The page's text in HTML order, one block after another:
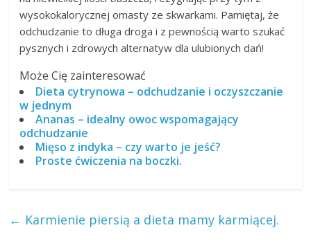
wysokokalorycznej omasty ze skwarkami. Pamiętaj, że
odchudzanie to długa droga i z pewnością warto szukać
pysznych i zdrowych alternatyw dla ulubionych dań!
Może Cię zainteresować
Dieta cytrynowa – odchudzanie i oczyszczanie
w jednym
Ananas – idealny owoc wspomagający
odchudzanie
Mięso z indyka – czy warto je jeść?
Proste ćwiczenia na boczki.
← Karmienie piersią a dieta mamy karmiącej.